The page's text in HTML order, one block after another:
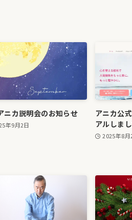
ニカ説明会のお知らせ
年9月2日
アニカ公
アルしま
2025年8月